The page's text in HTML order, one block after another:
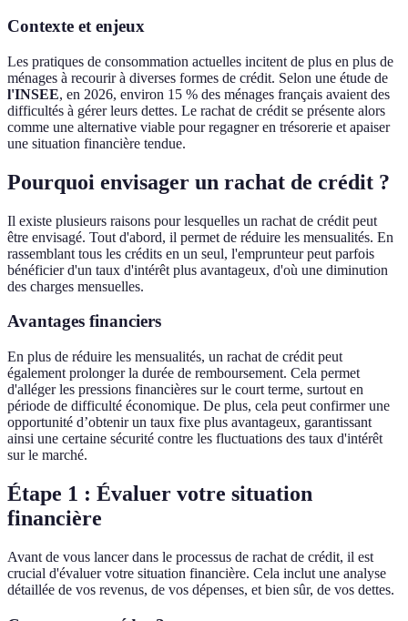
Contexte et enjeux
Les pratiques de consommation actuelles incitent de plus en plus de
ménages à recourir à diverses formes de crédit. Selon une étude de
l'INSEE, en 2026, environ 15 % des ménages français avaient des
difficultés à gérer leurs dettes. Le rachat de crédit se présente alors
comme une alternative viable pour regagner en trésorerie et apaiser
une situation financière tendue.
Pourquoi envisager un rachat de crédit ?
Il existe plusieurs raisons pour lesquelles un rachat de crédit peut
être envisagé. Tout d'abord, il permet de réduire les mensualités. En
rassemblant tous les crédits en un seul, l'emprunteur peut parfois
bénéficier d'un taux d'intérêt plus avantageux, d'où une diminution
des charges mensuelles.
Avantages financiers
En plus de réduire les mensualités, un rachat de crédit peut
également prolonger la durée de remboursement. Cela permet
d'alléger les pressions financières sur le court terme, surtout en
période de difficulté économique. De plus, cela peut confirmer une
opportunité d’obtenir un taux fixe plus avantageux, garantissant
ainsi une certaine sécurité contre les fluctuations des taux d'intérêt
sur le marché.
Étape 1 : Évaluer votre situation
financière
Avant de vous lancer dans le processus de rachat de crédit, il est
crucial d'évaluer votre situation financière. Cela inclut une analyse
détaillée de vos revenus, de vos dépenses, et bien sûr, de vos dettes.